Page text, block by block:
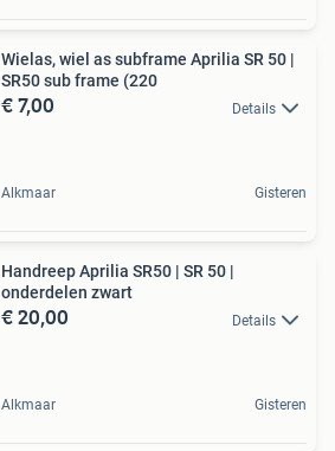
Wielas, wiel as subframe Aprilia SR 50 |
SR50 sub frame (220
€ 7,00 Details
Alkmaar Gisteren
Handreep Aprilia SR50 | SR 50 |
onderdelen zwart
€ 20,00 Details
Alkmaar Gisteren